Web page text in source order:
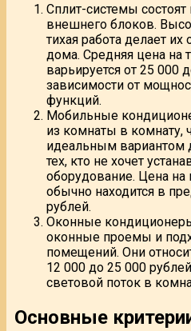
Сплит-системы состоят
внешнего блоков.
тихая работа делает
дома. Средняя цена на
варьируется от 25 000
зависимости от
функций.
Мобильные
из комнаты в комнату,
идеальным вариантом
тех, кто не хочет
оборудование. Цена
обычно находится в
рублей.
Оконные
оконные проемы и
помещений. Они
12 000 до 25 000
световой поток в
Основные